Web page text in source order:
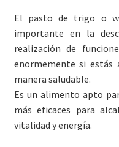
El pasto de trigo o
importante en la
realización de
enormemente si estás
manera saludable.
Es un alimento apto
más eficaces para
vitalidad y energía.